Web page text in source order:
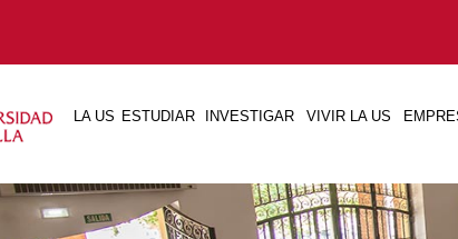
LA US ESTUDIAR INVESTIGAR VIVIR LA US